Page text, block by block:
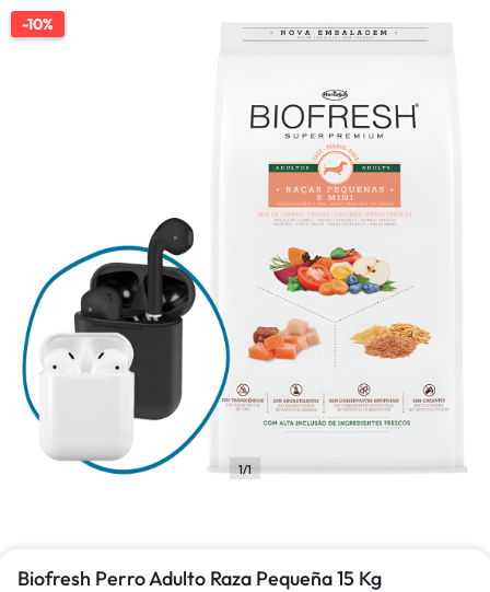
1/1
-10%
Biofresh Perro Adulto Raza Pequeña 15 Kg